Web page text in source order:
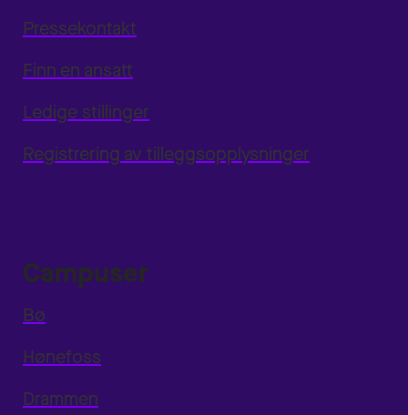
Pressekontakt
Finn en ansatt
Ledige stillinger
Registrering av tilleggsopplysninger
Campuser
Bø
Hønefoss
Drammen